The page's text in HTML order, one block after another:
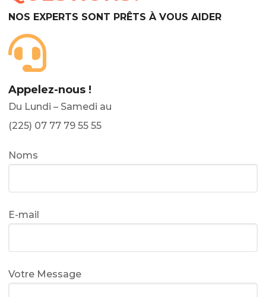
NOS EXPERTS SONT PRÊTS À VOUS AIDER
Appelez-nous !
Du Lundi – Samedi au
(225) 07 77 79 55 55
Noms
E-mail
Votre Message